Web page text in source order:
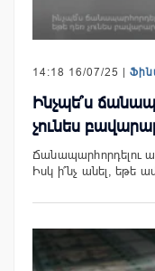
14:18 16/07/25 |
Ինչպե՞ս
չունես
Ճանապարհորդելու
Իսկ ի՞նչ անել, եթե